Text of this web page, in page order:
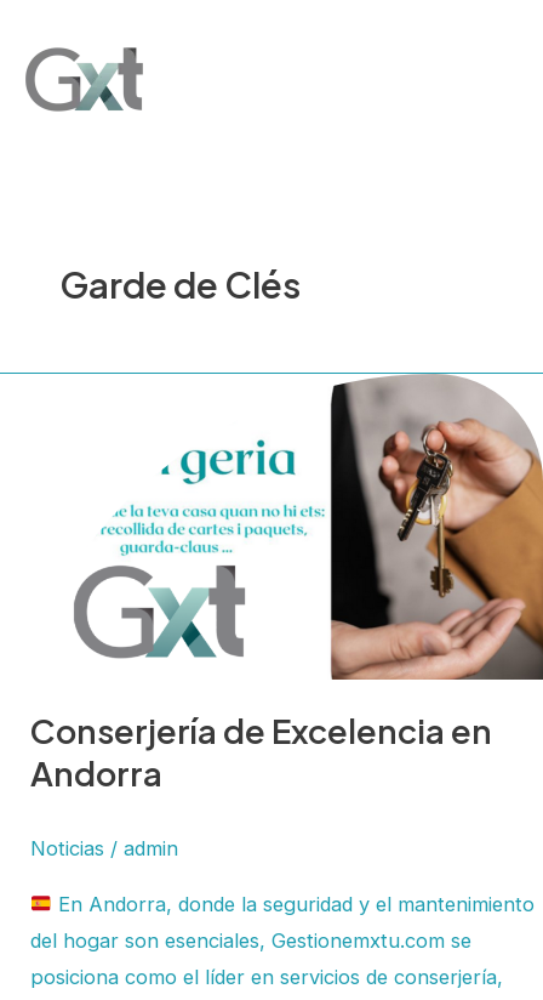
contenido
Garde de Clés
Conserjería de Excelencia en
Andorra
Noticias / admin
En Andorra, donde la seguridad y el mantenimiento
del hogar son esenciales, Gestionemxtu.com se
posiciona como el líder en servicios de conserjería,
Andorra